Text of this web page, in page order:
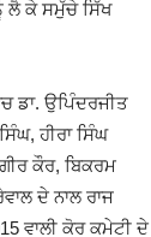
ਲੈ ਕੇ ਸਮੁੱਚੇ ਸਿੱਖ
ਡਾ. ਉਪਿੰਦਰਜੀਤ
ਹੀਰਾ ਸਿੰਘ
ਕੌਰ, ਬਿਕਰਮ
ਦੇ ਨਾਲ ਰਾਜ
ਵਾਲੀ ਕੋਰ ਕਮੇਟੀ ਦੇ